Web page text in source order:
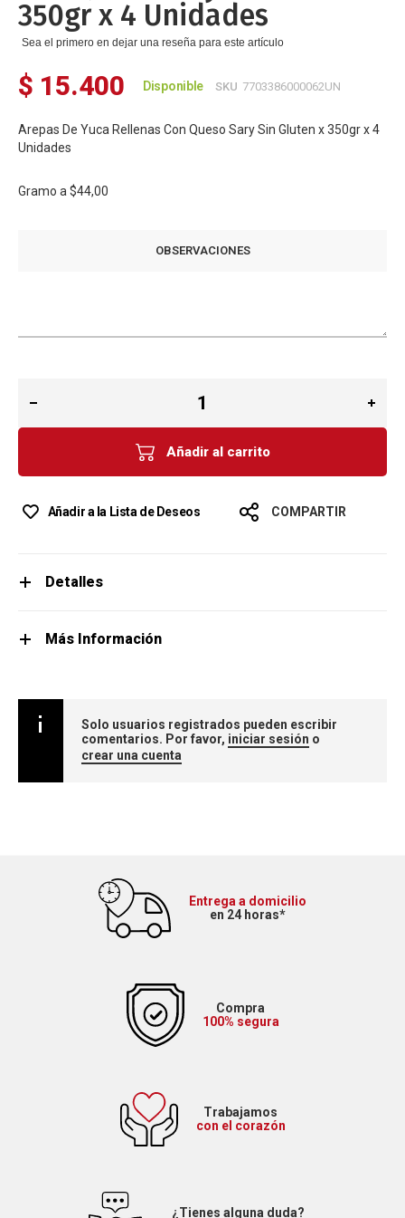
350gr x 4 Unidades
Sea el primero en dejar una reseña para este artículo
$ 15.400 Disponible SKU 7703386000062UN
Arepas De Yuca Rellenas Con Queso Sary Sin Gluten x 350gr x 4
Unidades
Gramo a $44,00
OBSERVACIONES
Añadir al carrito
Añadir a la Lista de Deseos COMPARTIR
Detalles
Más Información
Solo usuarios registrados pueden escribir
comentarios. Por favor, iniciar sesión o
crear una cuenta
Entrega a domicilio
en 24 horas*
Compra
100% segura
Trabajamos
con el corazón
¿Tienes alguna duda?